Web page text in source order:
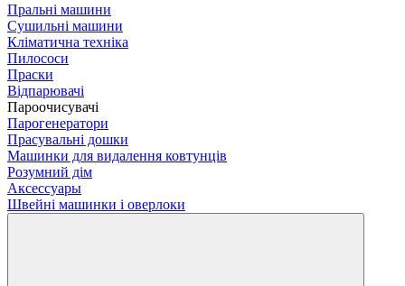
Пральні машини
Сушильні машини
Кліматична техніка
Пилососи
Праски
Відпарювачі
Пароочисувачі
Парогенератори
Прасувальні дошки
Машинки для видалення ковтунців
Розумний дім
Аксессуары
Швейні машинки і оверлоки